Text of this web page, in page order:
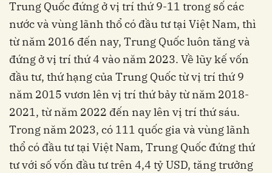
Trung Quốc đứng ở vị trí thứ 9-11 trong số các
nước và vùng lãnh thổ có đầu tư tại Việt Nam, thì
từ năm 2016 đến nay, Trung Quốc luôn tăng và
đứng ở vị trí thứ 4 vào năm 2023. Về lũy kế vốn
đầu tư, thứ hạng của Trung Quốc từ vị trí thứ 9
năm 2015 vươn lên vị trí thứ bảy từ năm 2018-
2021, từ năm 2022 đến nay lên vị trí thứ sáu.
Trong năm 2023, có 111 quốc gia và vùng lãnh
thổ có đầu tư tại Việt Nam, Trung Quốc đứng thứ
tư với số vốn đầu tư trên 4,4 tỷ USD, tăng trưởng